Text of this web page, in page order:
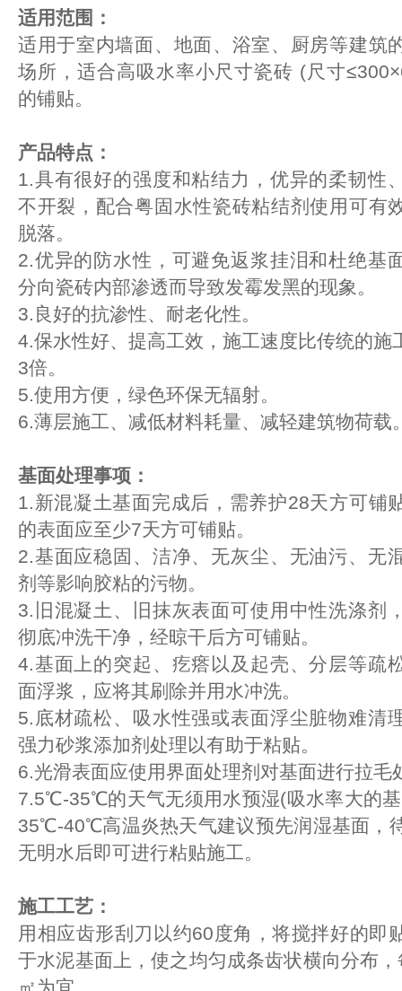
适用范围：
适用于室内墙面、地面、浴室、厨房等建筑
场所，适合高吸水率小尺寸瓷砖 (尺寸
的铺贴。
产品特点：
1.具有很好的强度和粘结力，优异的柔韧性
不开裂，配合粤固水性瓷砖粘结剂使用可有
脱落。
2.优异的防水性，可避免返浆挂泪和杜绝基
分向瓷砖内部渗透而导致发霉发黑的现象。
3.良好的抗渗性、耐老化性。
4.保水性好、提高工效，施工速度比传统的施
3倍。
5.使用方便，绿色环保无辐射。
6.薄层施工、减低材料耗量、减轻建筑物荷载
基面处理事项：
1.新混凝土基面完成后，需养护28天方可铺
的表面应至少7天方可铺贴。
2.基面应稳固、洁净、无灰尘、无油污、无
剂等影响胶粘的污物。
3.旧混凝土、旧抹灰表面可使用中性洗涤剂
彻底冲洗干净，经晾干后方可铺贴。
4.基面上的突起、疙瘩以及起壳、分层等疏
面浮浆，应将其刷除并用水冲洗。
5.底材疏松、吸水性强或表面浮尘脏物难清
强力砂浆添加剂处理以有助于粘贴。
6.光滑表面应使用界面处理剂对基面进行拉毛
7.5℃-35℃的天气无须用水预湿(吸水率大的
35℃-40℃高温炎热天气建议预先润湿基面，
无明水后即可进行粘贴施工。
施工工艺：
用相应齿形刮刀以约60度角，将搅拌好的即
于水泥基面上，使之均匀成条齿状横向分布
㎡为宜。